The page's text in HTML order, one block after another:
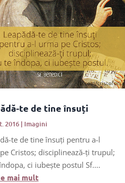
te de tine însuți
2016| Imagini
te de tine însuți pentru a-l
Cristos; disciplinează-ți trupul;
ci iubește postul Sf....
mai mult